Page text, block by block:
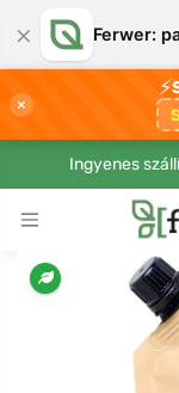
× Ferwer:
×
⚡
Ingyenes